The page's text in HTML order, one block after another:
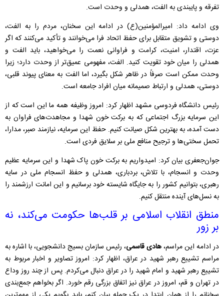
تفرقه و پایبندی به الفت، همدلی و وحدت است.
وی ادامه داد: امیرالمؤمنین(ع) در ادامه این سخنان، مردم را به الفت،
دوستی و تشویق متقابل برای حفظ اتحاد فرا می‌خوانند و تأکید می‌کنند که اگر
عزت، اقتدار، امنیت، کرامت و فراوانی نعمت را می‌خواهید، باید الفت و
همدلی را میان خود تقویت کنید. الفت، مفهومی عمیق‌تر از وحدت دارد؛ زیرا
وحدت ممکن است صرفاً در ظاهر شکل بگیرد، اما الفت به معنای پیوند قلبی،
دوستی، همدلی و ارتباط صمیمانه میان افراد جامعه است.
رئیس دانشگاه فردوسی مشهد اظهار کرد: امروز وظیفه همه ما این است که از
این سرمایه بزرگ اجتماعی که به برکت خون شهدا و مجاهدت‌های فراوان به
دست آمده، به بهترین شکل صیانت کنیم. حفظ این سرمایه، نیازمند صبر، مدارا،
تحمل سختی‌ها و ترجیح منافع ملی بر سلایق فردی است.
جوان‌جعفری بیان کرد: امیدواریم به برکت خون پاک شهدا و این سرمایه عظیم
وحدت و انسجام، با تلاش، بردباری، همدلی و حفظ انسجام ملی در سایه
رهبری، بتوانیم کشور را به جایگاه شایسته خود برسانیم و این امانت ارزشمند را
به نسل‌های آینده منتقل کنیم.
منطق انقلاب اسلامی بر قلب‌ها حکومت می‌کند، نه
بر زور
در ادامه این مراسم،هادی قاسمی، رئیس سازمان بسیج دانشجویی، با اشاره به
مراسم تشییع رهبر شهید در عراق، اظهار کرد: امروز تصاویر و اخبار مربوط به
تشییع رهبر شهید و امام شهید را در عراق دنبال می‌کردم. پس از چند روز وداع
در تهران و قم، امروز در عراق نیز اتفاق بزرگی رقم خورد. اگر بخواهم جمع‌بندی